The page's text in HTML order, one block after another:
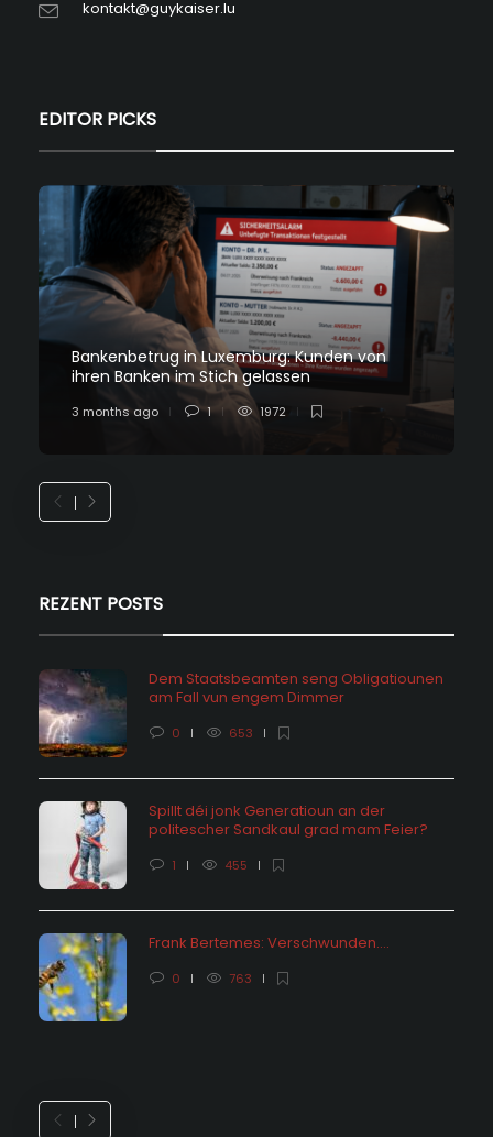
kontakt@guykaiser.lu
EDITOR PICKS
Bankenbetrug in Luxemburg: Kunden von
ihren Banken im Stich gelassen
3 months ago 1 1972
REZENT POSTS
Dem Staatsbeamten seng Obligatiounen
am Fall vun engem Dimmer
0 653
Spillt déi jonk Generatioun an der
politescher Sandkaul grad mam Feier?
1 455
Frank Bertemes: Verschwunden….
0 763